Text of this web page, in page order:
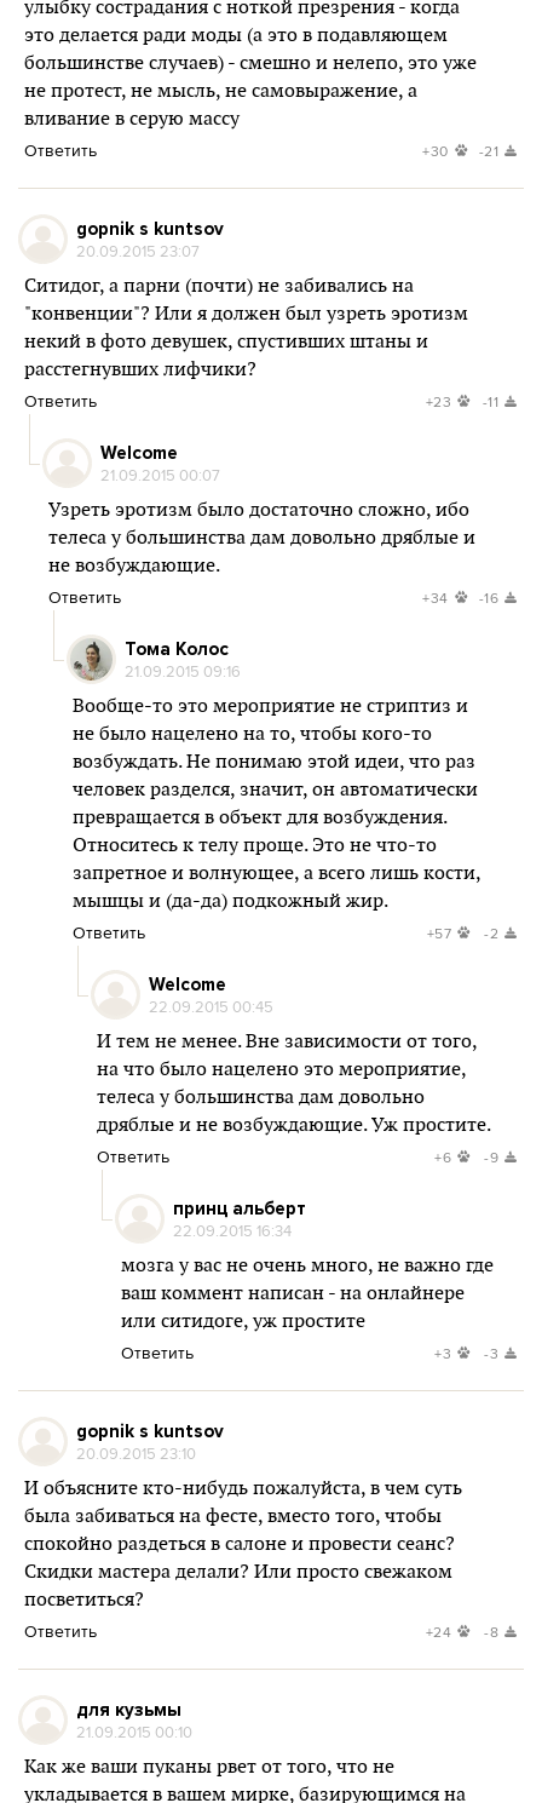
улыбку сострадания с ноткой презрения - когда
это делается ради моды (а это в подавляющем
большинстве случаев) - смешно и нелепо, это уже
не протест, не мысль, не самовыражение, а
вливание в серую массу
Ответить +30 -21
gopnik s kuntsov
20.09.2015 23:07
Ситидог, а парни (почти) не забивались на
"конвенции"? Или я должен был узреть эротизм
некий в фото девушек, спустивших штаны и
расстегнувших лифчики?
Ответить +23 -11
Welcome
21.09.2015 00:07
Узреть эротизм было достаточно сложно, ибо
телеса у большинства дам довольно дряблые и
не возбуждающие.
Ответить +34 -16
Тома Колос
21.09.2015 09:16
Вообще-то это мероприятие не стриптиз и
не было нацелено на то, чтобы кого-то
возбуждать. Не понимаю этой идеи, что раз
человек разделся, значит, он автоматически
превращается в объект для возбуждения.
Относитесь к телу проще. Это не что-то
запретное и волнующее, а всего лишь кости,
мышцы и (да-да) подкожный жир.
Ответить +57 -2
Welcome
22.09.2015 00:45
И тем не менее. Вне зависимости от того,
на что было нацелено это мероприятие,
телеса у большинства дам довольно
дряблые и не возбуждающие. Уж простите.
Ответить +6 -9
принц альберт
22.09.2015 16:34
мозга у вас не очень много, не важно где
ваш коммент написан - на онлайнере
или ситидоге, уж простите
Ответить +3 -3
gopnik s kuntsov
20.09.2015 23:10
И объясните кто-нибудь пожалуйста, в чем суть
была забиваться на фесте, вместо того, чтобы
спокойно раздеться в салоне и провести сеанс?
Скидки мастера делали? Или просто свежаком
посветиться?
Ответить +24 -8
для кузьмы
21.09.2015 00:10
Как же ваши пуканы рвет от того, что не
укладывается в вашем мирке, базирующимся на